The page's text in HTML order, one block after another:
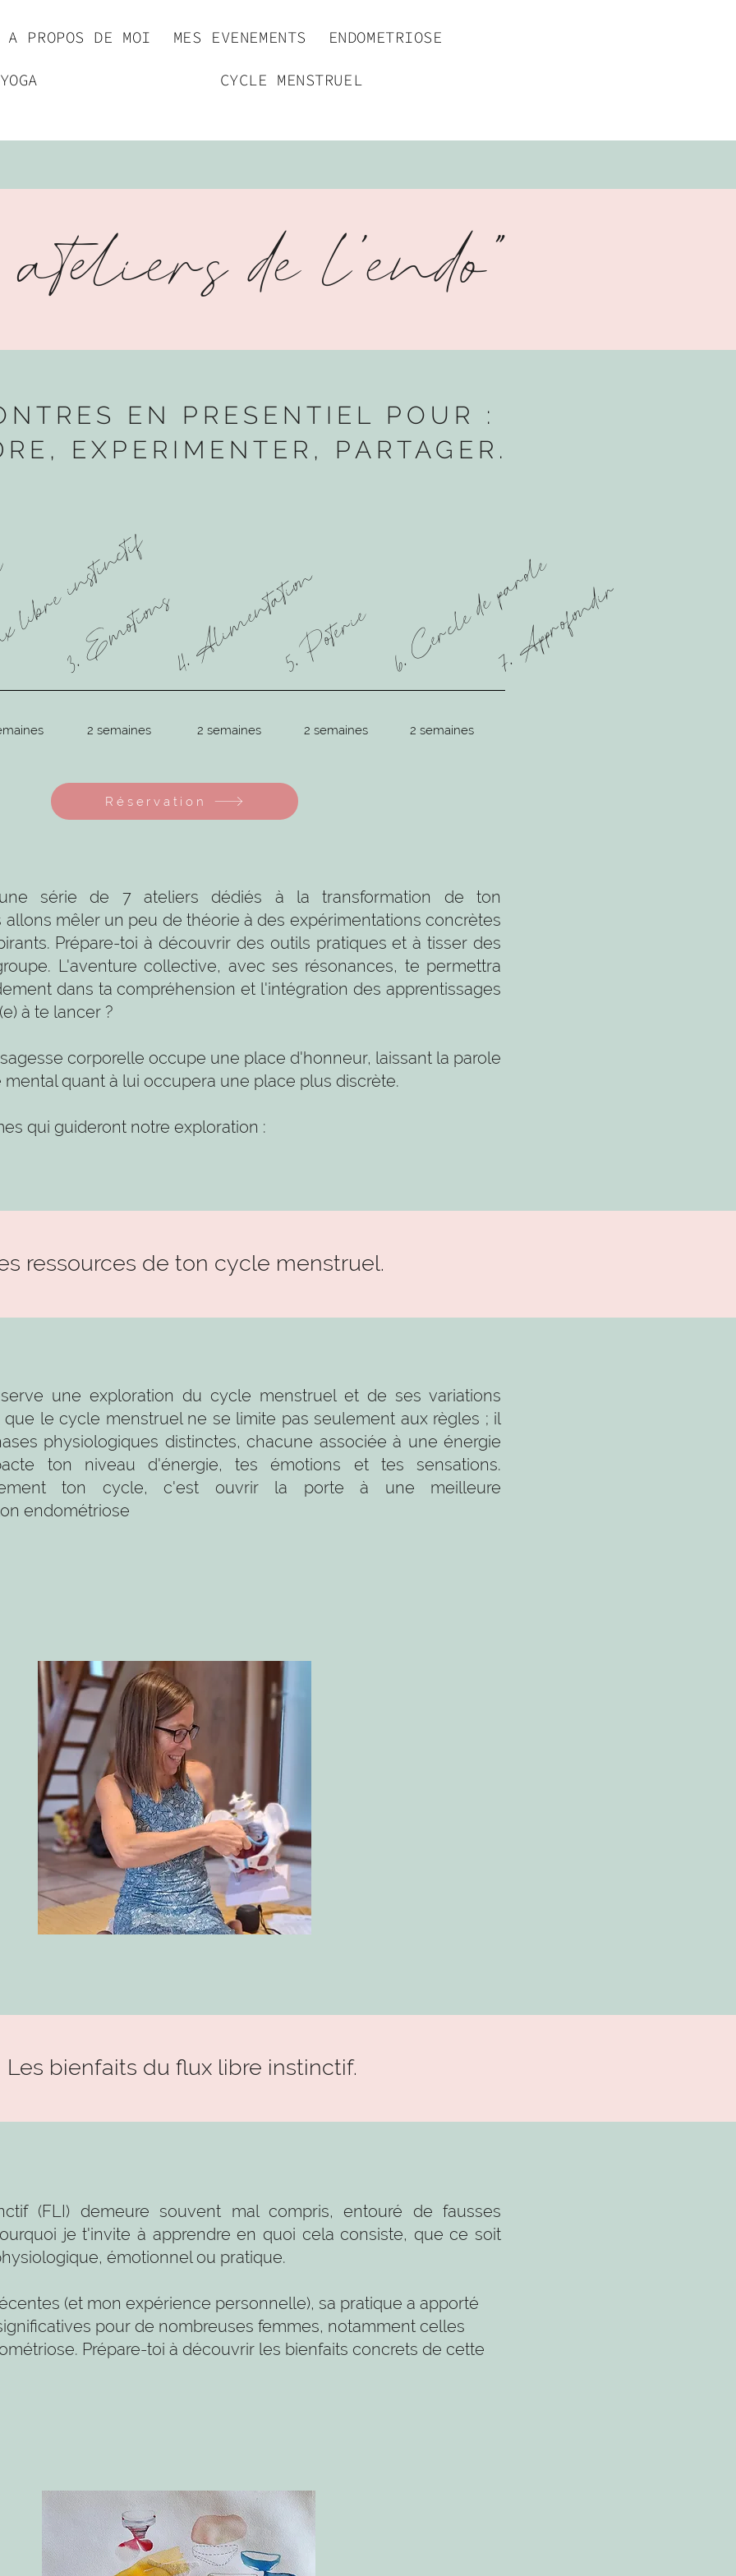
A PROPOS DE MOI MES EVENEMENTS ENDOMETRIOSE
YOGA CYCLE MENSTRUEL
de l'endo"
EN PRESENTIEL POUR :
EXPERIMENTER, PARTAGER.
instinctif
3. Emotions4. Alimentation5. Poterie 6. Cercle de parole
7. Approfondir
2 semaines 2 semaines 2 semaines 2 semaines
Réservation
série de 7 ateliers dédiés à la transformation de ton
mêler un peu de théorie à des expérimentations concrètes
Prépare-toi à découvrir des outils pratiques et à tisser des
L'aventure collective, avec ses résonances, te permettra
dans ta compréhension et l'intégration des apprentissages
à te lancer ?
corporelle occupe une place d'honneur, laissant la parole
mental quant à lui occupera une place plus discrète.
qui guideront notre exploration :
ressources de ton cycle menstruel.
une exploration du cycle menstruel et de ses variations
que le cycle menstruel ne se limite pas seulement aux règles ; il
physiologiques distinctes, chacune associée à une énergie
ton niveau d'énergie, tes émotions et tes sensations.
ton cycle, c'est ouvrir la porte à une meilleure
endométriose
Les bienfaits du flux libre instinctif.
(FLI) demeure souvent mal compris, entouré de fausses
je t'invite à apprendre en quoi cela consiste, que ce soit
émotionnel ou pratique.
(et mon expérience personnelle), sa pratique a apporté
pour de nombreuses femmes, notamment celles
Prépare-toi à découvrir les bienfaits concrets de cette